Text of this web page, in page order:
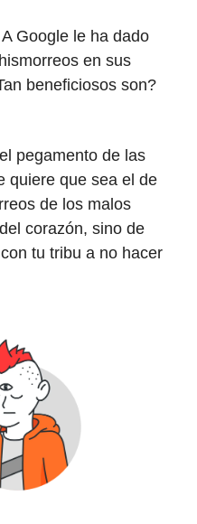
Google le ha dado
en sus
beneficiosos son?
pegamento de las
quiere que sea el de
de los malos
corazón, sino de
tu tribu a no hacer